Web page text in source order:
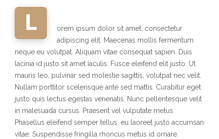
L
orem ipsum dolor sit amet, consectetur
adipiscing elit. Maecenas mollis fermentum
neque eu volutpat. Aliquam vitae consequat sapien. Duis
lacinia id justo sit amet iaculis. Fusce eleifend elit justo. Ut
mauris leo, pulvinar sed molestie sagittis, volutpat nec velit.
Nullam porttitor scelerisque ante sed mattis. Curabitur eget
justo quis lectus egestas venenatis. Nunc pellentesque velit
in malesuada cursus. Praesent vel vulputate metus.
Phasellus eleifend semper tellus, eu laoreet justo accumsan
vitae. Suspendisse fringilla rhoncus metus id ornare.